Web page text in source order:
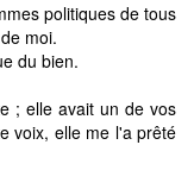
politiques de tous
moi.
du bien.
; elle avait un de vos
voix, elle me l'a prêté